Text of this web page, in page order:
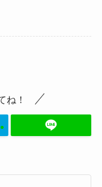
ね！